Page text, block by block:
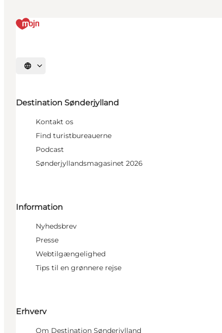
Vælg sprog
Destination Sønderjylland
Kontakt os
Find turistbureauerne
Podcast
Sønderjyllandsmagasinet 2026
Information
Nyhedsbrev
Presse
Webtilgængelighed
Tips til en grønnere rejse
Erhverv
Om Destination Sønderjylland